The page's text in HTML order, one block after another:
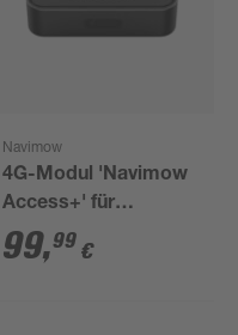
Navimow
4G-Modul 'Navimow
Access+' für
Mähroboter i-Serie
99,99 €